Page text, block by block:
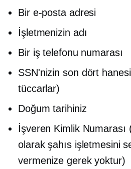
Bir e-posta adresi
İşletmenizin adı
Bir iş telefonu numarası
SSN'nizin son dört hanesi
tüccarlar)
Doğum tarihiniz
İşveren Kimlik
olarak şahıs işletmesini
vermenize gerek yoktur)